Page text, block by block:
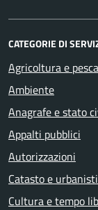
CATEGORIE DI
Agricoltura e pesca
Ambiente
Anagrafe e stato
Appalti pubblici
Autorizzazioni
Catasto e
Cultura e tempo